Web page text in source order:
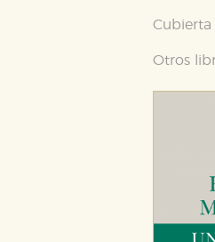
Cubierta
Otros